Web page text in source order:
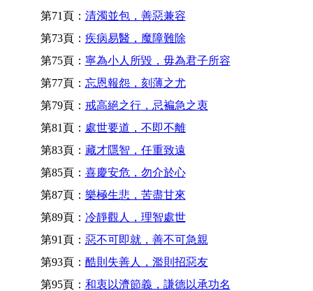
第71頁： 清濁並包，善惡兼容
第73頁： 疾病易醫，魔障難除
第75頁： 寧為小人所毀，毋為君子所容
第77頁： 忘恩報怨，刻薄之尤
第79頁： 戒高絕之行，忌褊急之衷
第81頁： 處世要道，不即不離
第83頁： 藏才隱智，任重致遠
第85頁： 喜慶安危，勿介於心
第87頁： 樂極生悲，苦盡甘來
第89頁： 冷靜觀人，理智處世
第91頁： 惡不可即就，善不可急親
第93頁： 酷則失善人，濫則招惡友
第95頁： 和衷以濟節義，謙德以承功名